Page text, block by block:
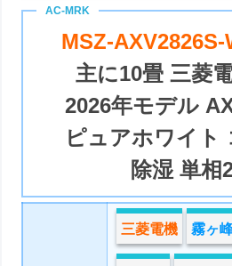
MSZ-AXV2826S-
主に10畳 三菱
2026年モデル
ピュアホワイト
除湿 単相
三菱電機 霧ヶ